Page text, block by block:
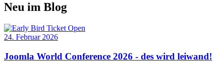
Neu im Blog
24. Februar 2026
Joomla World Conference 2026 - des wird leiwand!